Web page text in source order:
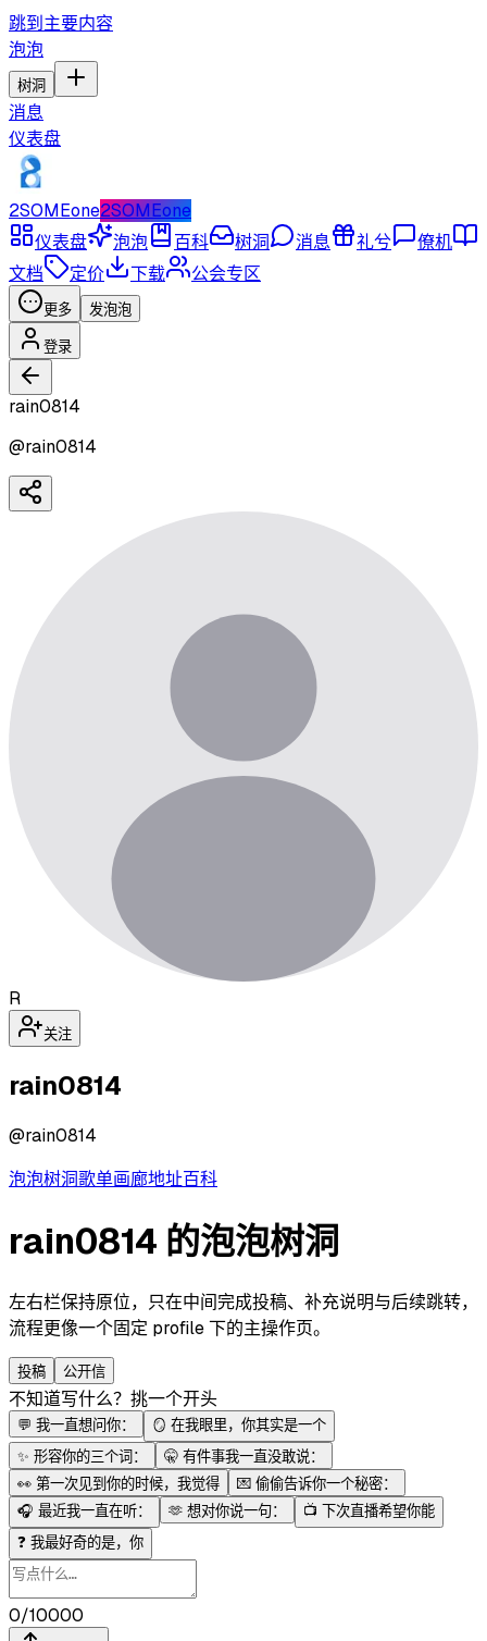
跳到主要内容
泡泡
树洞
消息
仪表盘
2SOMEone2SOMEone
仪表盘
泡泡 百科 树洞 消息 礼兮
僚机
文档
定价 下载 公会专区
更多 发泡泡
登录
rain0814
@rain0814
R
关注
rain0814
@rain0814
泡泡树洞歌单画廊地址百科
rain0814 的泡泡树洞
左右栏保持原位，只在中间完成投稿、补充说明与后续跳转，
流程更像一个固定 profile 下的主操作页。
投稿 公开信
不知道写什么？挑一个开头
💬 我一直想问你： 🪞 在我眼里，你其实是一个
✨ 形容你的三个词： 🤫 有件事我一直没敢说：
👀 第一次见到你的时候，我觉得 💌 偷偷告诉你一个秘密：
🎧 最近我一直在听： 🫶 想对你说一句： 📺 下次直播希望你能
❓ 我最好奇的是，你
0/10000